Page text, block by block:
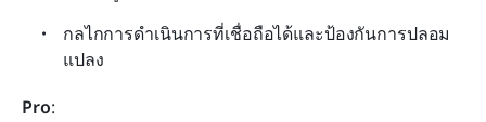
กลไกการดำเนินการที่เชื่อถือได้และป้องกันการปลอม
แปลง
Pro: